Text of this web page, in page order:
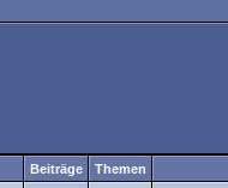
Beiträge Themen